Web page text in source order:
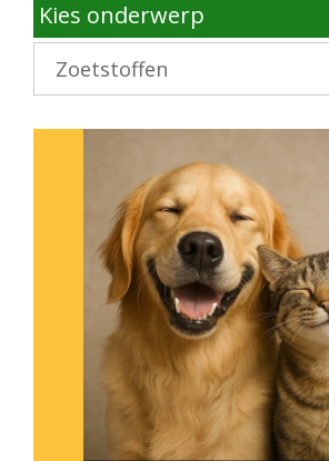
Kies onderwerp
Kies